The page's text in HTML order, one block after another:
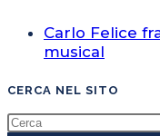
Carlo Felice
musical
CERCA NEL SITO